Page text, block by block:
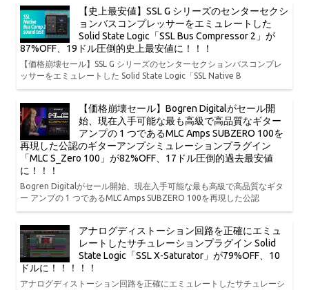
【史上最安値】SSL G シリーズのセンターセクシ
ョンバスコンプレッサーをエミュレートした
Solid State Logic「SSL Bus Compressor 2」が
87%OFF、19ドル圧倒的史上最安値に！！！
【価格崩壊セール】SSL G シリーズのセンターセクションバスコンプレ
ッサーをエミュレートした Solid State Logic「SSL Native B
【価格崩壊セール】Bogren Digitalがセール開
始、現在入手可能な最も高級で高品質なギター
アンプの 1 つであるMLC Amps SUBZERO 100を
再現した公認のギターアンプシミュレーションプラグイン
「MLC S_Zero 100」が82%OFF、17ドル圧倒的過去最安値
に！！！
Bogren Digitalがセール開始、現在入手可能な最も高級で高品質なギタ
ー アンプの 1 つであるMLC Amps SUBZERO 100を再現した公認
アナログディストーション回路を正確にエミュ
レートしたサチュレーションプラグイン Solid
State Logic「SSL X-Saturator」が79%OFF、10
ドルに！！！！！
アナログディストーション回路を正確にエミュレートしたサチュレーシ